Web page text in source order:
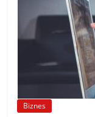
Biznes